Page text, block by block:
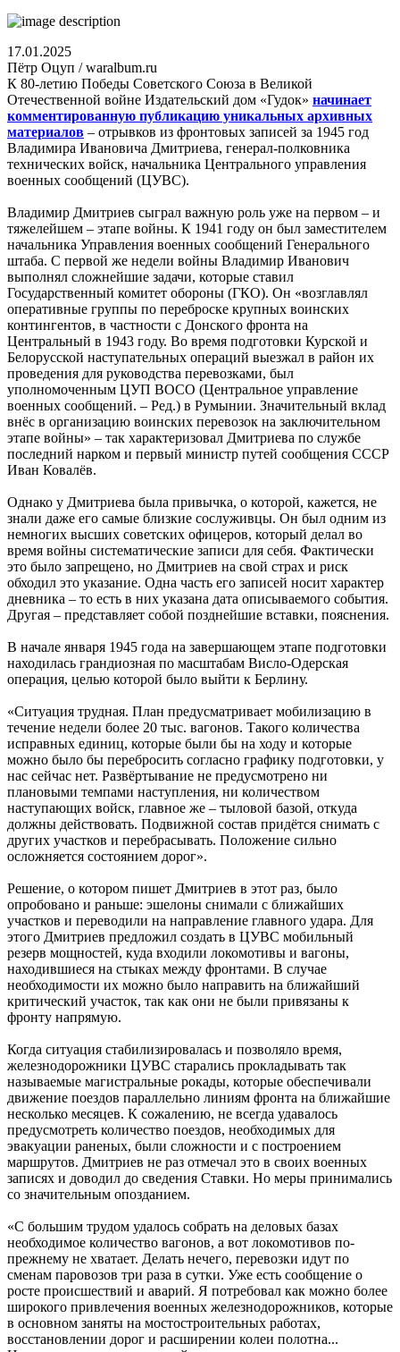
17.01.2025
Пётр Оцуп / waralbum.ru
К 80-летию Победы Советского Союза в Великой
Отечественной войне Издательский дом «Гудок» начинает
комментированную публикацию уникальных архивных
материалов – отрывков из фронтовых записей за 1945 год
Владимира Ивановича Дмитриева, генерал-полковника
технических войск, начальника Центрального управления
военных сообщений (ЦУВС).
Владимир Дмитриев сыграл важную роль уже на первом – и
тяжелейшем – этапе войны. К 1941 году он был заместителем
начальника Управления военных сообщений Генерального
штаба. С первой же недели войны Владимир Иванович
выполнял сложнейшие задачи, которые ставил
Государственный комитет обороны (ГКО). Он «возглавлял
оперативные группы по переброске крупных воинских
контингентов, в частности с Донского фронта на
Центральный в 1943 году. Во время подготовки Курской и
Белорусской наступательных операций выезжал в район их
проведения для руководства перевозками, был
уполномоченным ЦУП ВОСО (Центральное управление
военных сообщений. – Ред.) в Румынии. Значительный вклад
внёс в организацию воинских перевозок на заключительном
этапе войны» – так характеризовал Дмитриева по службе
последний нарком и первый министр путей сообщения СССР
Иван Ковалёв.
Однако у Дмитриева была привычка, о которой, кажется, не
знали даже его самые близкие сослуживцы. Он был одним из
немногих высших советских офицеров, который делал во
время войны систематические записи для себя. Фактически
это было запрещено, но Дмитриев на свой страх и риск
обходил это указание. Одна часть его записей носит характер
дневника – то есть в них указана дата описываемого события.
Другая – представляет собой позднейшие вставки, пояснения.
В начале января 1945 года на завершающем этапе подготовки
находилась грандиозная по масштабам Висло-Одерская
операция, целью которой было выйти к Берлину.
«Ситуация трудная. План предусматривает мобилизацию в
течение недели более 20 тыс. вагонов. Такого количества
исправных единиц, которые были бы на ходу и которые
можно было бы перебросить согласно графику подготовки, у
нас сейчас нет. Развёртывание не предусмотрено ни
плановыми темпами наступления, ни количеством
наступающих войск, главное же – тыловой базой, откуда
должны действовать. Подвижной состав придётся снимать с
других участков и перебрасывать. Положение сильно
осложняется состоянием дорог».
Решение, о котором пишет Дмитриев в этот раз, было
опробовано и раньше: эшелоны снимали с ближайших
участков и переводили на направление главного удара. Для
этого Дмитриев предложил создать в ЦУВС мобильный
резерв мощностей, куда входили локомотивы и вагоны,
находившиеся на стыках между фронтами. В случае
необходимости их можно было направить на ближайший
критический участок, так как они не были привязаны к
фронту напрямую.
Когда ситуация стабилизировалась и позволяло время,
железнодорожники ЦУВС старались прокладывать так
называемые магистральные рокады, которые обеспечивали
движение поездов параллельно линиям фронта на ближайшие
несколько месяцев. К сожалению, не всегда удавалось
предусмотреть количество поездов, необходимых для
эвакуации раненых, были сложности и с построением
маршрутов. Дмитриев не раз отмечал это в своих военных
записях и доводил до сведения Ставки. Но меры принимались
со значительным опозданием.
«С большим трудом удалось собрать на деловых базах
необходимое количество вагонов, а вот локомотивов по-
прежнему не хватает. Делать нечего, перевозки идут по
сменам паровозов три раза в сутки. Уже есть сообщение о
росте происшествий и аварий. Я потребовал как можно более
широкого привлечения военных железнодорожников, которые
в основном заняты на мостостроительных работах,
восстановлении дорог и расширении колеи полотна...